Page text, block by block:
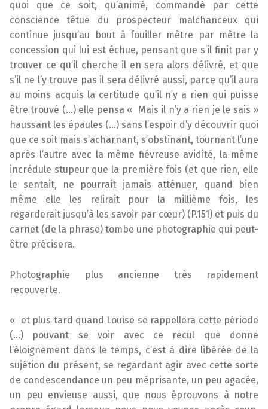
quoi que ce soit, qu’animé, commandé par cette
conscience têtue du prospecteur malchanceux qui
continue jusqu’au bout à fouiller mètre par mètre la
concession qui lui est échue, pensant que s’il finit par y
trouver ce qu’il cherche il en sera alors délivré, et que
s’il ne l’y trouve pas il sera délivré aussi, parce qu’il aura
au moins acquis la certitude qu’il n’y a rien qui puisse
être trouvé (…) elle pensa « Mais il n’y a rien je le sais »
haussant les épaules (…) sans l’espoir d’y découvrir quoi
que ce soit mais s’acharnant, s’obstinant, tournant l’une
après l’autre avec la même fiévreuse avidité, la même
incrédule stupeur que la première fois (et que rien, elle
le sentait, ne pourrait jamais atténuer, quand bien
même elle les relirait pour la millième fois, les
regarderait jusqu’à les savoir par cœur) (P.151) et puis du
carnet (de la phrase) tombe une photographie qui peut-
être précisera.
Photographie plus ancienne très rapidement
recouverte.
« et plus tard quand Louise se rappellera cette période
(…) pouvant se voir avec ce recul que donne
l’éloignement dans le temps, c’est à dire libérée de la
sujétion du présent, se regardant agir avec cette sorte
de condescendance un peu méprisante, un peu agacée,
un peu envieuse aussi, que nous éprouvons à notre